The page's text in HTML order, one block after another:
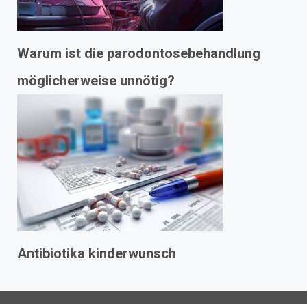
Warum ist die parodontosebehandlung
möglicherweise unnötig?
Antibiotika kinderwunsch